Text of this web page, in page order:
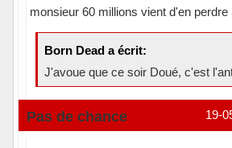
monsieur 60 millions vient d'en perdre
Born Dead a écrit:
J'avoue que ce soir Doué, c'est
Hors ligne 19-
Pas de chance